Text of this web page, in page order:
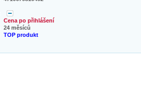
Cena po přihlášení
24 měsíců
TOP produkt